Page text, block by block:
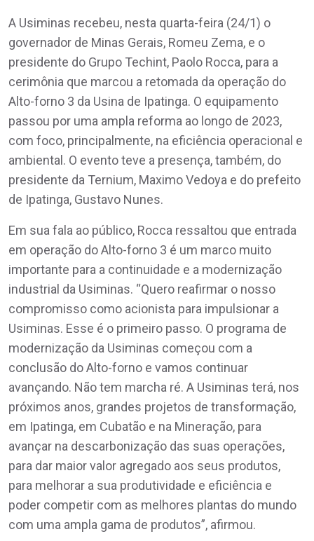
A Usiminas recebeu, nesta quarta-feira (24/1) o
governador de Minas Gerais, Romeu Zema, e o
presidente do Grupo Techint, Paolo Rocca, para a
cerimônia que marcou a retomada da operação do
Alto-forno 3 da Usina de Ipatinga. O equipamento
passou por uma ampla reforma ao longo de 2023,
com foco, principalmente, na eficiência operacional e
ambiental. O evento teve a presença, também, do
presidente da Ternium, Maximo Vedoya e do prefeito
de Ipatinga, Gustavo Nunes.
Em sua fala ao público, Rocca ressaltou que entrada
em operação do Alto-forno 3 é um marco muito
importante para a continuidade e a modernização
industrial da Usiminas. “Quero reafirmar o nosso
compromisso como acionista para impulsionar a
Usiminas. Esse é o primeiro passo. O programa de
modernização da Usiminas começou com a
conclusão do Alto-forno e vamos continuar
avançando. Não tem marcha ré. A Usiminas terá, nos
próximos anos, grandes projetos de transformação,
em Ipatinga, em Cubatão e na Mineração, para
avançar na descarbonização das suas operações,
para dar maior valor agregado aos seus produtos,
para melhorar a sua produtividade e eficiência e
poder competir com as melhores plantas do mundo
com uma ampla gama de produtos”, afirmou.